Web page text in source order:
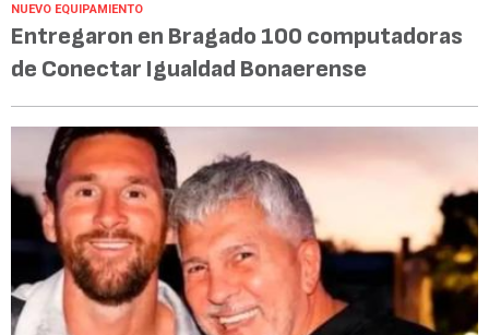
NUEVO EQUIPAMIENTO
Entregaron en Bragado 100 computadoras
de Conectar Igualdad Bonaerense